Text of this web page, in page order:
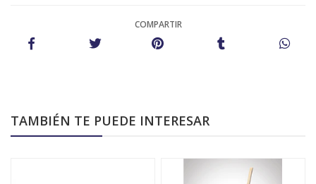
COMPARTIR
TAMBIÉN TE PUEDE INTERESAR